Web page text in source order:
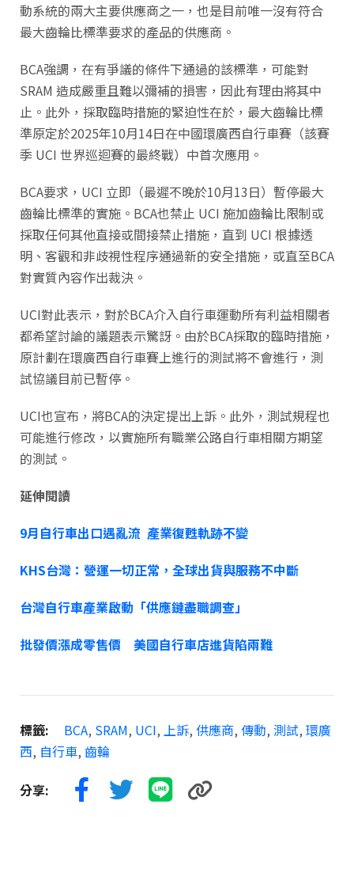
動系統的兩大主要供應商之一，也是目前唯一沒有符合
最大齒輪比標準要求的產品的供應商。
BCA強調，在有爭議的條件下通過的該標準，可能對
SRAM 造成嚴重且難以彌補的損害，因此有理由將其中
止。此外，採取臨時措施的緊迫性在於，最大齒輪比標
準原定於2025年10月14日在中國環廣西自行車賽（該賽
季 UCI 世界巡迴賽的最終戰）中首次應用。
BCA要求，UCI 立即（最遲不晚於10月13日）暫停最大
齒輪比標準的實施。BCA也禁止 UCI 施加齒輪比限制或
採取任何其他直接或間接禁止措施，直到 UCI 根據透
明、客觀和非歧視性程序通過新的安全措施，或直至BCA
對實質內容作出裁決。
UCI對此表示，對於BCA介入自行車運動所有利益相關者
都希望討論的議題表示驚訝。由於BCA採取的臨時措施，
原計劃在環廣西自行車賽上進行的測試將不會進行，測
試協議目前已暫停。
UCI也宣布，將BCA的決定提出上訴。此外，測試規程也
可能進行修改，以實施所有職業公路自行車相關方期望
的測試。
延伸閱讀
9月自行車出口遇亂流 產業復甦軌跡不變
KHS台灣：營運一切正常，全球出貨與服務不中斷
台灣自行車產業啟動「供應鏈盡職調查」
批發價漲成零售價 美國自行車店進貨陷兩難
標籤: BCA, SRAM, UCI, 上訴, 供應商, 傳動, 測試, 環廣
西, 自行車, 齒輪
分享: